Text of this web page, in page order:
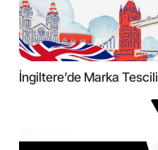
İngiltere’de Marka Tescili